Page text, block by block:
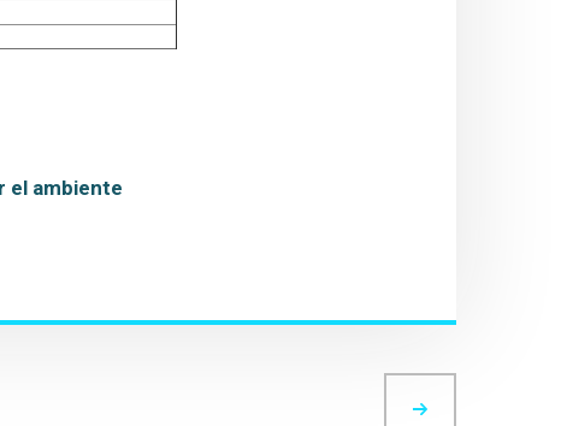
el ambiente